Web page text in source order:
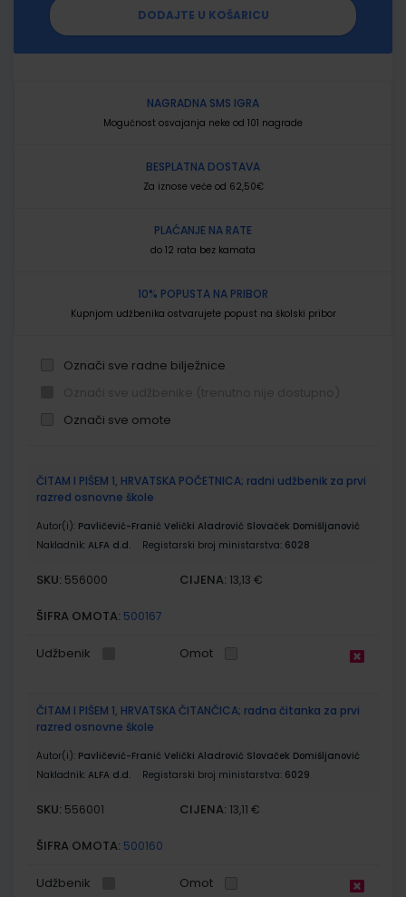
DODAJTE U KOŠARICU
NAGRADNA SMS IGRA
Mogućnost osvajanja neke od 101 nagrade
BESPLATNA DOSTAVA
Za iznose veće od 62,50€
PLAĆANJE NA RATE
do 12 rata bez kamata
10% POPUSTA NA PRIBOR
Kupnjom udžbenika ostvarujete popust na školski pribor
Označi sve radne bilježnice
Označi sve omote
proizvodi
ČITAM I PIŠEM 1, HRVATSKA POČETNICA; radni udžbenik za prvi
razred osnovne škole
Autor(i): Pavličević-Franić Velički Aladrović Slovaček Domišljanović
Nakladnik: ALFA d.d. Registarski broj ministarstva: 6028
SKU: 556000 CIJENA: 13,13 €
ŠIFRA OMOTA: 500167
Udžbenik Omot
ČITAM I PIŠEM 1, HRVATSKA ČITANČICA; radna čitanka za prvi
razred osnovne škole
Autor(i): Pavličević-Franić Velički Aladrović Slovaček Domišljanović
Nakladnik: ALFA d.d. Registarski broj ministarstva: 6029
SKU: 556001 CIJENA: 13,11 €
ŠIFRA OMOTA: 500160
Udžbenik Omot